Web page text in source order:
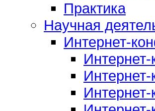
Практика
Научная
Интернет-